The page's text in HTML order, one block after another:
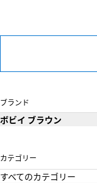
ブランド
ボビイ ブラウン
カテゴリー
すべてのカテゴリー